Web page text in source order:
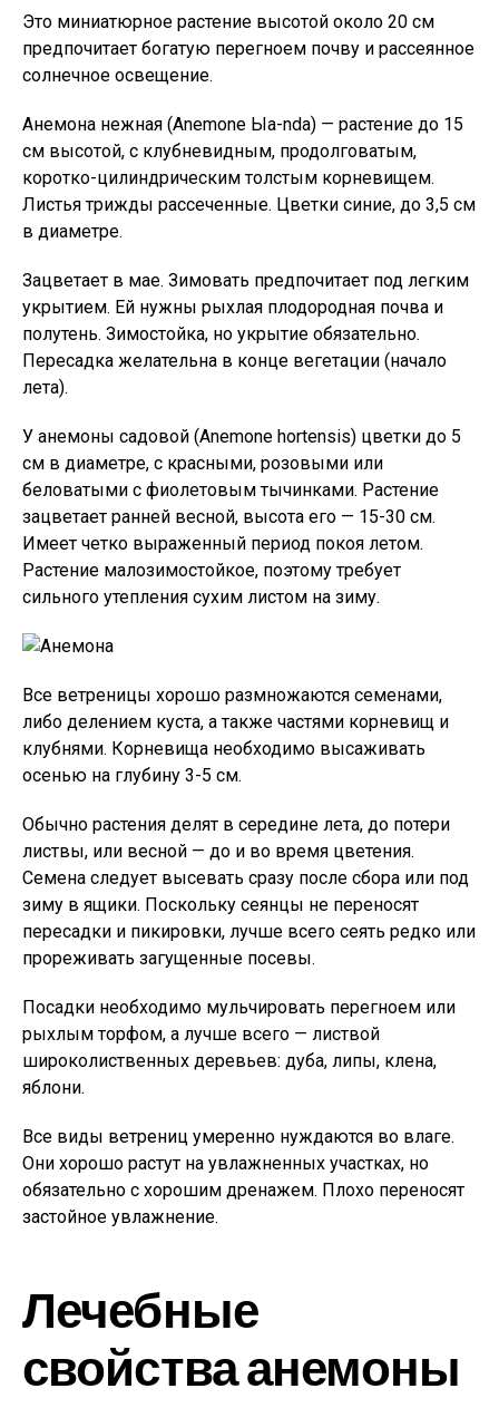
Это миниатюрное растение высотой около 20 см
предпочитает богатую перегноем почву и рассеянное
солнечное освещение.
Анемона нежная (Anemone Ыа-nda) — растение до 15
см высотой, с клубневидным, продолговатым,
коротко-цилиндрическим толстым корневищем.
Листья трижды рассеченные. Цветки синие, до 3,5 см
в диаметре.
Зацветает в мае. Зимовать предпочитает под легким
укрытием. Ей нужны рыхлая плодородная почва и
полутень. Зимостойка, но укрытие обязательно.
Пересадка желательна в конце вегетации (начало
лета).
У анемоны садовой (Anemone hortensis) цветки до 5
см в диаметре, с красными, розовыми или
беловатыми с фиолетовым тычинками. Растение
зацветает ранней весной, высота его — 15-30 см.
Имеет четко выраженный период покоя летом.
Растение малозимостойкое, поэтому требует
сильного утепления сухим листом на зиму.
Все ветреницы хорошо размножаются семенами,
либо делением куста, а также частями корневищ и
клубнями. Корневища необходимо высаживать
осенью на глубину 3-5 см.
Обычно растения делят в середине лета, до потери
листвы, или весной — до и во время цветения.
Семена следует высевать сразу после сбора или под
зиму в ящики. Поскольку сеянцы не переносят
пересадки и пикировки, лучше всего сеять редко или
прореживать загущенные посевы.
Посадки необходимо мульчировать перегноем или
рыхлым торфом, а лучше всего — листвой
широколиственных деревьев: дуба, липы, клена,
яблони.
Все виды ветрениц умеренно нуждаются во влаге.
Они хорошо растут на увлажненных участках, но
обязательно с хорошим дренажем. Плохо переносят
застойное увлажнение.
Лечебные
свойства анемоны